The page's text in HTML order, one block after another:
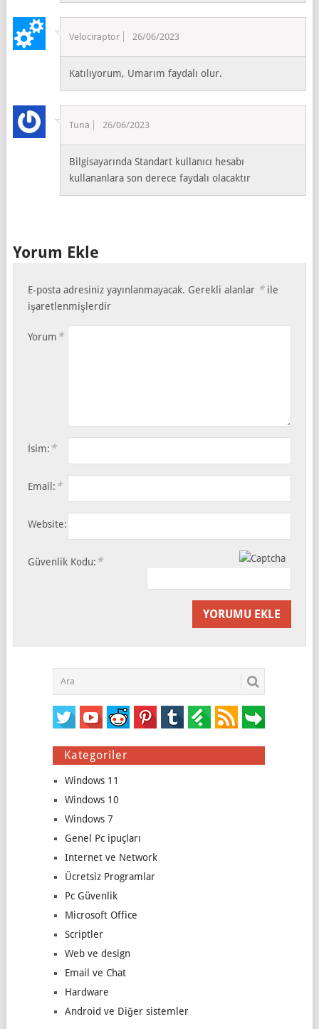
Velociraptor 26/06/2023
Katılıyorum, Umarım faydalı olur.
Tuna 26/06/2023
Bilgisayarında Standart kullanıcı hesabı
kullananlara son derece faydalı olacaktır
Yorum Ekle
E-posta adresiniz yayınlanmayacak. Gerekli alanlar *ile
işaretlenmişlerdir
Yorum *
İsim: *
Email: *
Website:
Güvenlik Kodu: *
Kategoriler
Windows 11
Windows 10
Windows 7
Genel Pc ipuçları
Internet ve Network
Ücretsiz Programlar
Pc Güvenlik
Microsoft Office
Scriptler
Web ve design
Email ve Chat
Hardware
Android ve Diğer sistemler